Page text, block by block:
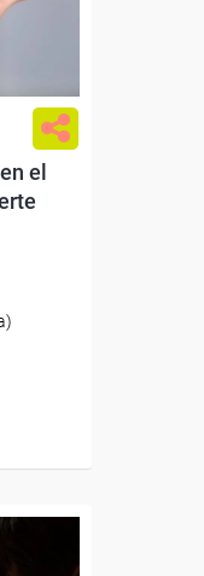
el